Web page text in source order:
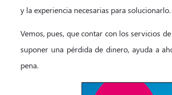
y la experiencia necesarias para solucionarlo.
Vemos, pues, que contar con los servicios
suponer una pérdida de dinero, ayuda a
pena.